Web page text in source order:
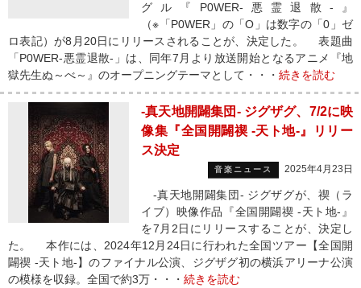
グル『P0WER-悪霊退散-』
（※「P0WER」の「O」は数字の「0」ゼ
ロ表記）が8月20日にリリースされることが、決定した。 表題曲
「P0WER-悪霊退散-」は、同年7月より放送開始となるアニメ『地
獄先生ぬ～べ～』のオープニングテーマとして・・・ 続きを読む
-真天地開闢集団- ジグザグ、7/2に映
像集『全国開闢禊 -天ト地-』リリー
ス決定
音楽ニュース 2025年4月23日
-真天地開闢集団- ジグザグが、禊（ラ
イブ）映像作品『全国開闢禊 -天ト地-』
を7月2日にリリースすることが、決定し
た。 本作には、2024年12月24日に行われた全国ツアー【全国開
闢禊 -天ト地-】のファイナル公演、ジグザグ初の横浜アリーナ公演
の模様を収録。全国で約3万・・・ 続きを読む